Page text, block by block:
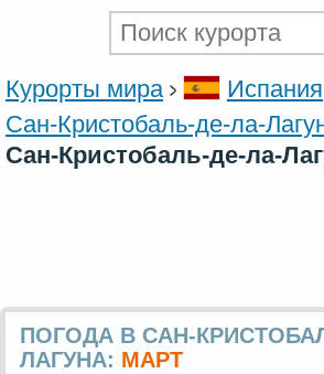
Курорты мира Испания
Сан-Кристобаль-де-ла-
Сан-Кристобаль-де-ла-
ПОГОДА В САН-
ЛАГУНА: МАРТ